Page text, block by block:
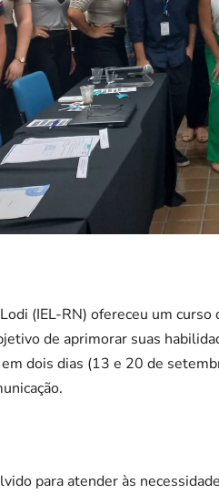
(IEL-RN) ofereceu um
de aprimorar suas
dois dias (13 e 20 de
para atender às